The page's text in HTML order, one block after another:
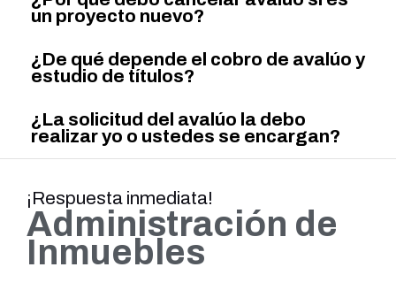
un proyecto nuevo?
¿De qué depende el cobro de avalúo y
estudio de títulos?
¿La solicitud del avalúo la debo
realizar yo o ustedes se encargan?
¡Respuesta inmediata!
Administración de
Inmuebles